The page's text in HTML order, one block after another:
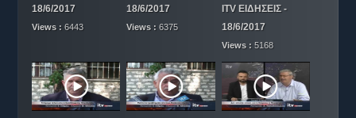
18/6/2017
Views : 6443
18/6/2017
Views :6375
ITV ΕΙΔΗΣΕΙΣ -
18/6/2017
Views : 5168